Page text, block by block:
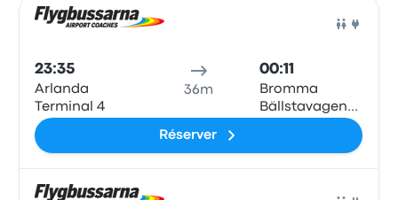
23:35
Arlanda
Terminal 4
36m
00:11
Bromma
Bällstavagen
(Mariehallskyrkan)
Réserver